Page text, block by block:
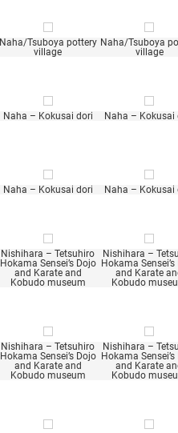
Naha/Tsuboya pottery
village
Naha/Tsuboya
village
Naha – Kokusai dori Naha – Kokusai
Naha – Kokusai dori Naha – Kokusai
Nishihara – Tetsuhiro
Hokama Sensei’s Dojo
and Karate and
Kobudo museum
Nishihara –
Hokama
and Karate
Kobudo
Nishihara – Tetsuhiro
Hokama Sensei’s Dojo
and Karate and
Kobudo museum
Nishihara –
Hokama
and Karate
Kobudo